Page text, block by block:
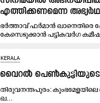
എത്തിക്കണമെന്ന
ഭർത്താവ് ഫർമാൻ ഖാനെതിരെ
കേസെടുക്കാൻ പട്ടികവർഗ
KERALA
വൈറല്‍ പെണ്‍കുട്ടിയുടെ
തി​രു​വ​ന​ന്ത​പു​രം:
ഖ...